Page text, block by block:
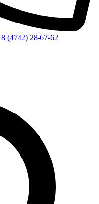
8 (4742) 28-67-62